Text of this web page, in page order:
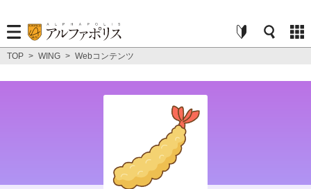
TOP > WING > Webコンテンツ